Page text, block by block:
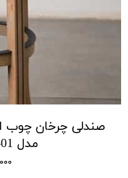
صندلی چرخان چوب
مدل C401 کد XSALA